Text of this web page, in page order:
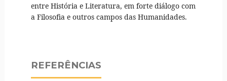
entre História e Literatura, em forte diálogo com
a Filosofia e outros campos das Humanidades.
REFERÊNCIAS